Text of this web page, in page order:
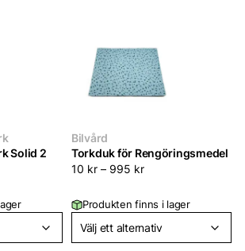
Solid 2
Bilvård
Torkduk för Rengöringsmedel
10 kr – 995 kr
Produkten finns i lager